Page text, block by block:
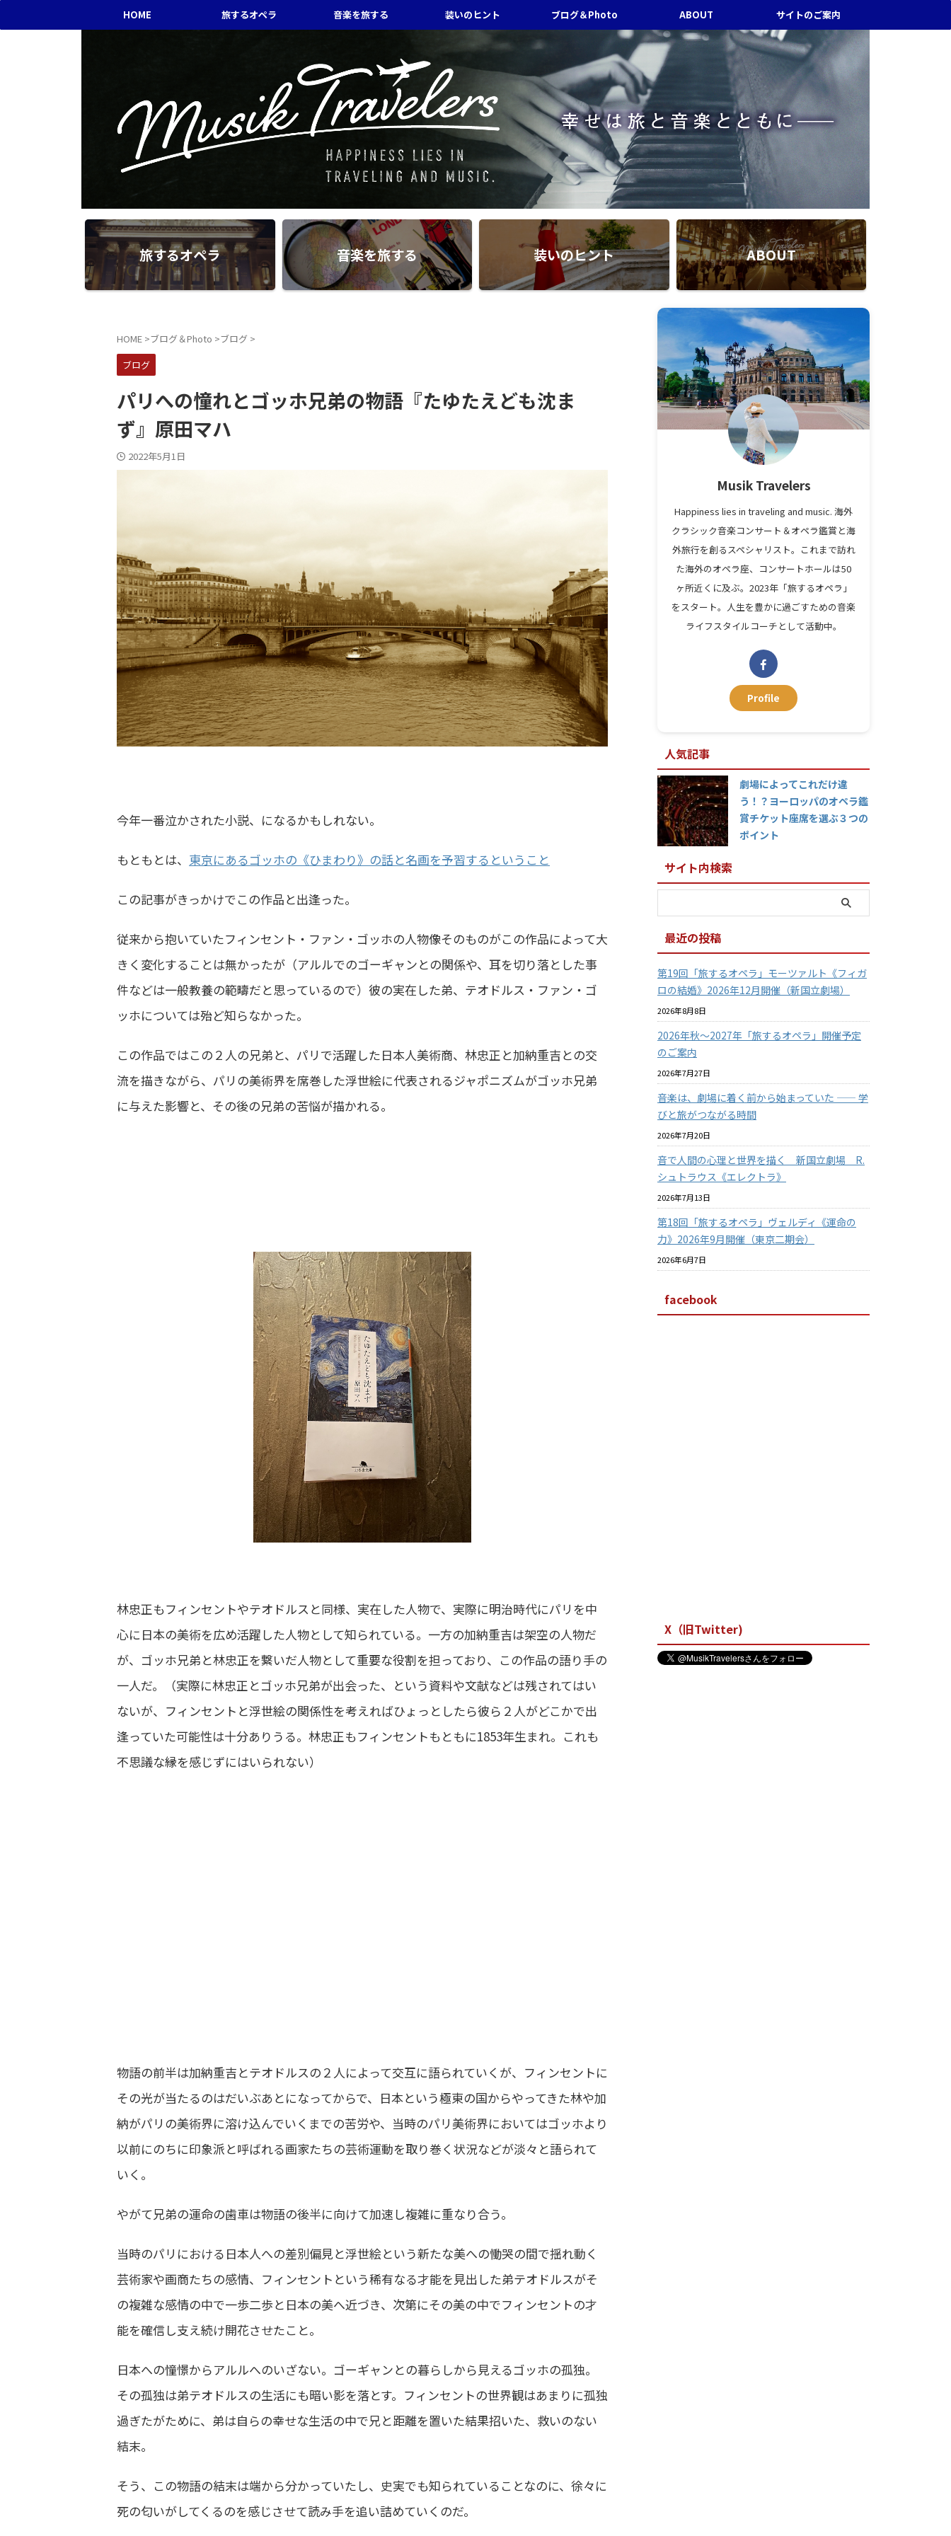
HOME 旅するオペラ 音楽を旅する 装いのヒント ブログ＆Photo ABOUT サイトのご案内
旅するオペラ 音楽を旅する 装いのヒント ABOUT
HOME >ブログ＆Photo >ブログ >
ブログ
パリへの憧れとゴッホ兄弟の物語『たゆたえども沈ま
ず』原田マハ
2022年5月1日
今年一番泣かされた小説、になるかもしれない。
もともとは、 東京にあるゴッホの《ひまわり》の話と名画を予習するということ
この記事がきっかけでこの作品と出逢った。
従来から抱いていたフィンセント・ファン・ゴッホの人物像そのものがこの作品によって大
きく変化することは無かったが（アルルでのゴーギャンとの関係や、耳を切り落とした事
件などは一般教養の範疇だと思っているので）彼の実在した弟、テオドルス・ファン・ゴ
ッホについては殆ど知らなかった。
この作品ではこの２人の兄弟と、パリで活躍した日本人美術商、林忠正と加納重吉との交
流を描きながら、パリの美術界を席巻した浮世絵に代表されるジャポニズムがゴッホ兄弟
に与えた影響と、その後の兄弟の苦悩が描かれる。
林忠正もフィンセントやテオドルスと同様、実在した人物で、実際に明治時代にパリを中
心に日本の美術を広め活躍した人物として知られている。一方の加納重吉は架空の人物だ
が、ゴッホ兄弟と林忠正を繋いだ人物として重要な役割を担っており、この作品の語り手の
一人だ。（実際に林忠正とゴッホ兄弟が出会った、という資料や文献などは残されてはい
ないが、フィンセントと浮世絵の関係性を考えればひょっとしたら彼ら２人がどこかで出
逢っていた可能性は十分ありうる。林忠正もフィンセントもともに1853年生まれ。これも
不思議な縁を感じずにはいられない）
物語の前半は加納重吉とテオドルスの２人によって交互に語られていくが、フィンセントに
その光が当たるのはだいぶあとになってからで、日本という極東の国からやってきた林や加
納がパリの美術界に溶け込んでいくまでの苦労や、当時のパリ美術界においてはゴッホより
以前にのちに印象派と呼ばれる画家たちの芸術運動を取り巻く状況などが淡々と語られて
いく。
やがて兄弟の運命の歯車は物語の後半に向けて加速し複雑に重なり合う。
当時のパリにおける日本人への差別偏見と浮世絵という新たな美への慟哭の間で揺れ動く
芸術家や画商たちの感情、フィンセントという稀有なる才能を見出した弟テオドルスがそ
の複雑な感情の中で一歩二歩と日本の美へ近づき、次第にその美の中でフィンセントの才
能を確信し支え続け開花させたこと。
日本への憧憬からアルルへのいざない。ゴーギャンとの暮らしから見えるゴッホの孤独。
その孤独は弟テオドルスの生活にも暗い影を落とす。フィンセントの世界観はあまりに孤独
過ぎたがために、弟は自らの幸せな生活の中で兄と距離を置いた結果招いた、救いのない
結末。
そう、この物語の結末は端から分かっていたし、史実でも知られていることなのに、徐々に
死の匂いがしてくるのを感じさせて読み手を追い詰めていくのだ。
Musik Travelers
Happiness lies in traveling and music. 海外
クラシック音楽コンサート＆オペラ鑑賞と海
外旅行を創るスペシャリスト。これまで訪れ
た海外のオペラ座、コンサートホールは50
ヶ所近くに及ぶ。2023年「旅するオペラ」
をスタート。人生を豊かに過ごすための音楽
ライフスタイルコーチとして活動中。
Profile
人気記事
劇場によってこれだけ違
う！？ヨーロッパのオペラ鑑
賞チケット座席を選ぶ３つの
ポイント
サイト内検索
最近の投稿
第19回「旅するオペラ」モーツァルト《フィガ
ロの結婚》2026年12月開催（新国立劇場）
2026年8月8日
2026年秋〜2027年「旅するオペラ」開催予定
のご案内
2026年7月27日
音楽は、劇場に着く前から始まっていた —— 学
びと旅がつながる時間
2026年7月20日
音で人間の心理と世界を描く 新国立劇場 R.
シュトラウス《エレクトラ》
2026年7月13日
第18回「旅するオペラ」ヴェルディ《運命の
力》2026年9月開催（東京二期会）
2026年6月7日
facebook
X（旧Twitter)